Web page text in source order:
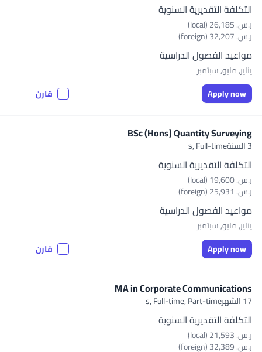
التكلفة التقديرية السنوية
ر.س.‏ 26,185 (local)
ر.س.‏ 32,207 (foreign)
مواعيد الفصول الدراسية
يناير, مايو, سبتمبر
Apply now
قارن
BSc (Hons) Quantity Surveying
3 السنةs, Full-time
التكلفة التقديرية السنوية
ر.س.‏ 19,600 (local)
ر.س.‏ 25,931 (foreign)
مواعيد الفصول الدراسية
يناير, مايو, سبتمبر
Apply now
قارن
MA in Corporate Communications
17 الشهرs, Full-time, Part-time
التكلفة التقديرية السنوية
ر.س.‏ 21,593 (local)
ر.س.‏ 32,389 (foreign)